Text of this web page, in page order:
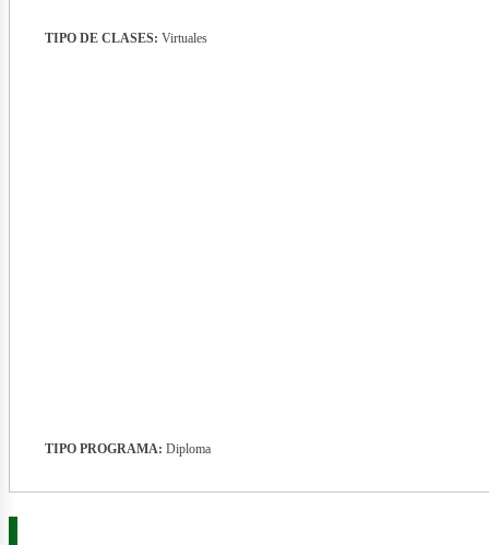
TIPO DE CLASES: Virtuales
TIPO PROGRAMA: Diploma